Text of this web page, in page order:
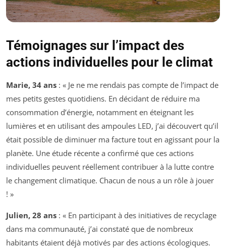
Témoignages sur l’impact des
actions individuelles pour le climat
Marie, 34 ans : « Je ne me rendais pas compte de l’impact de
mes petits gestes quotidiens. En décidant de réduire ma
consommation d’énergie, notamment en éteignant les
lumières et en utilisant des ampoules LED, j’ai découvert qu’il
était possible de diminuer ma facture tout en agissant pour la
planète. Une étude récente a confirmé que ces actions
individuelles peuvent réellement contribuer à la lutte contre
le changement climatique. Chacun de nous a un rôle à jouer
! »
Julien, 28 ans : « En participant à des initiatives de recyclage
dans ma communauté, j’ai constaté que de nombreux
habitants étaient déjà motivés par des actions écologiques.